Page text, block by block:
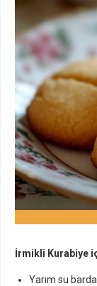
İrmikli Kurabiye
Yarım su